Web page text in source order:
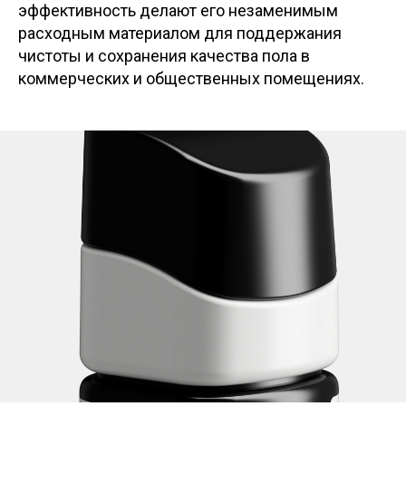
эффективность делают его незаменимым
расходным материалом для поддержания
чистоты и сохранения качества пола в
коммерческих и общественных помещениях.